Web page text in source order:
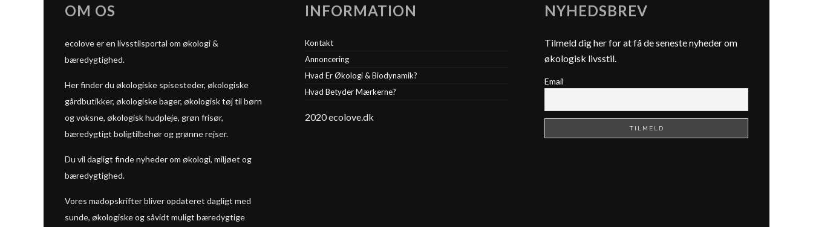
OM OS
ecolove er en livsstilsportal om økologi &
bæredygtighed.
Her finder du økologiske spisesteder, økologiske
gårdbutikker, økologiske bager, økologisk tøj til børn
og voksne, økologisk hudpleje, grøn frisør,
bæredygtigt boligtilbehør og grønne rejser.
Du vil dagligt finde nyheder om økologi, miljøet og
bæredygtighed.
Vores madopskrifter bliver opdateret dagligt med
sunde, økologiske og såvidt muligt bæredygtige
INFORMATION
Kontakt
Annoncering
Hvad Er Økologi & Biodynamik?
Hvad Betyder Mærkerne?
2020 ecolove.dk
NYHEDSBREV
Tilmeld dig her for at få de seneste nyheder om
økologisk livsstil.
Email